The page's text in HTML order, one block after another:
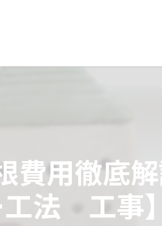
費用徹
法 工事】